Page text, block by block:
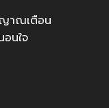
ญาณเตือน
นใจ